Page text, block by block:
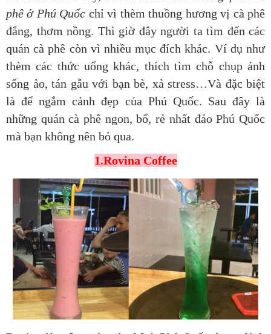
phê ở Phú Quốc chỉ vì thèm thuồng hương vị cà phê
đắng, thơm nồng. Thì giờ đây người ta tìm đến các
quán cà phê còn vì nhiều mục đích khác. Ví dụ như
thèm các thức uống khác, thích tìm chỗ chụp ảnh
sống ảo, tán gẫu với bạn bè, xả stress…Và đặc biệt
là để ngắm cảnh đẹp của Phú Quốc. Sau đây là
những quán cà phê ngon, bổ, rẻ nhất đảo Phú Quốc
mà bạn không nên bỏ qua.
1.Rovina Coffee